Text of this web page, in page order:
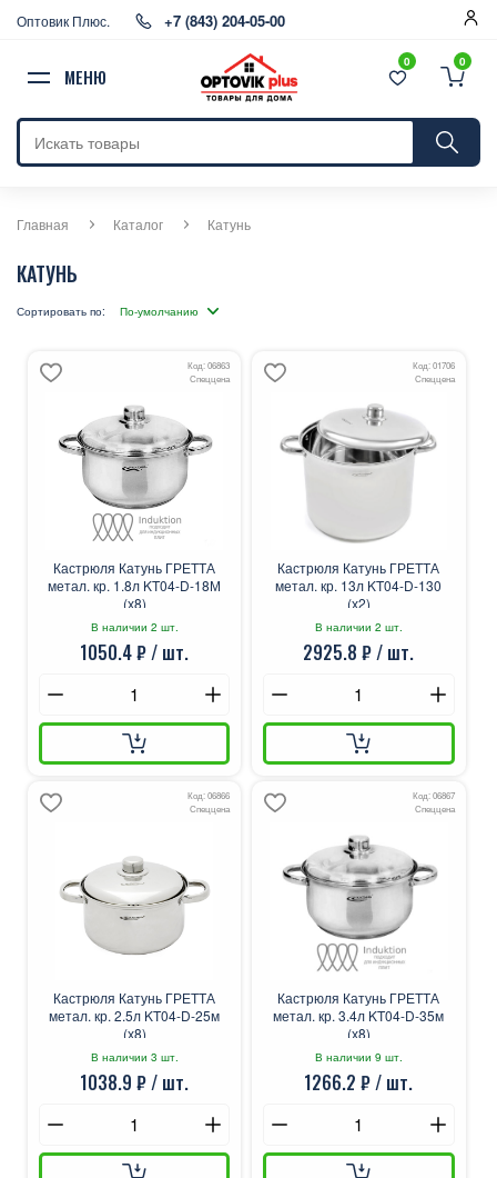
Оптовик Плюс. +7 (843) 204-05-00
МЕНЮ
0 0
Главная Каталог Катунь
КАТУНЬ
Сортировать по:
Код: 06863
Спеццена
Кастрюля Катунь ГРЕТТА
метал. кр. 1.8л KT04-D-18М
(х8)
В наличии 2 шт.
1050.4 ₽ / шт.
Код: 01706
Спеццена
Кастрюля Катунь ГРЕТТА
метал. кр. 13л KT04-D-130
(х2)
В наличии 2 шт.
2925.8 ₽ / шт.
Код: 06866
Спеццена
Кастрюля Катунь ГРЕТТА
метал. кр. 2.5л KT04-D-25м
(х8)
В наличии 3 шт.
1038.9 ₽ / шт.
Код: 06867
Спеццена
Кастрюля Катунь ГРЕТТА
метал. кр. 3.4л KT04-D-35м
(х8)
В наличии 9 шт.
1266.2 ₽ / шт.